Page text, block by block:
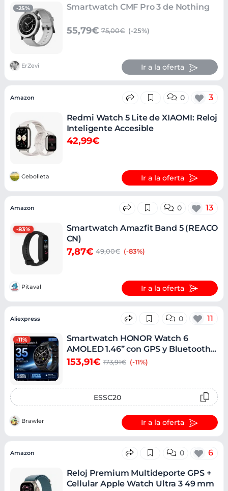
-25% Smartwatch CMF Pro 3 de Nothing
55,79€ 75,00€ (-25%)
ErZevi Ir a la oferta
Amazon 0 3
Redmi Watch 5 Lite de XIAOMI: Reloj
Inteligente Accesible
42,99€
Cebolleta Ir a la oferta
-83%
Amazon 0 13
Smartwatch Amazfit Band 5 (REACO
CN)
7,87€ 49,00€ (-83%)
Pitaval Ir a la oferta
-11%
Aliexpress 0 11
Smartwatch HONOR Watch 6
AMOLED 1.46” con GPS y Bluetooth
5.4
153,91€ 173,91€ (-11%)
ESSC20
Brawler Ir a la oferta
Amazon 0 6
Reloj Premium Multideporte GPS +
Cellular Apple Watch Ultra 3 49 mm